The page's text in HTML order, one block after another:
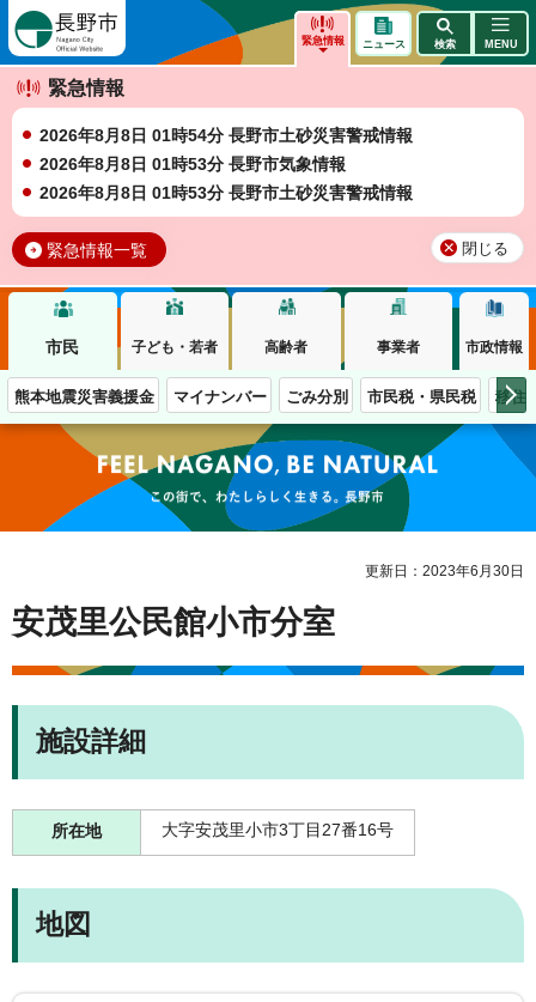
緊急情報
緊急情報
2026年8月8日 01時54分 長野市土砂災害警戒情報
2026年8月8日 01時53分 長野市気象情報
2026年8月8日 01時53分 長野市土砂災害警戒情報
緊急情報一覧 閉じる
ニュース 検索 MENU
市民 子ども・若者 高齢者 事業者 市政情報
熊本地震災害義援金 マイナンバー ごみ分別 市民税・県民税 移住
この街で、わたしらしく生きる。長野市
更新日：2023年6月30日
安茂里公民館小市分室
施設詳細
所在地 大字安茂里小市3丁目27番16号
地図